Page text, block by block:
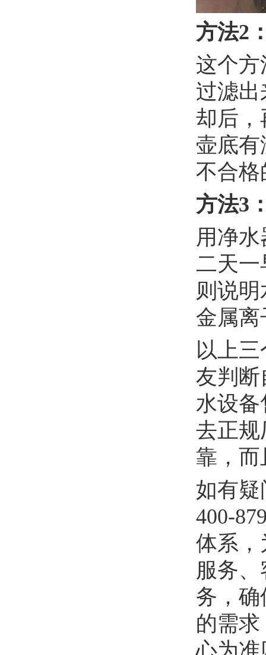
方法2
这个方
过滤
却后，
壶底
不合格
方法3
用净
二天
则说
金属离
以上
友判断
水设备
去正规
靠，而
如有
400-
体系，
服务
务，
的需
心为准